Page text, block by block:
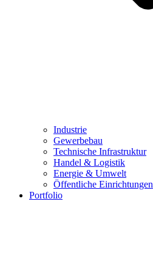
Industrie
Gewerbebau
Technische Infrastruktur
Handel & Logistik
Energie & Umwelt
Öffentliche Einrichtungen
Portfolio